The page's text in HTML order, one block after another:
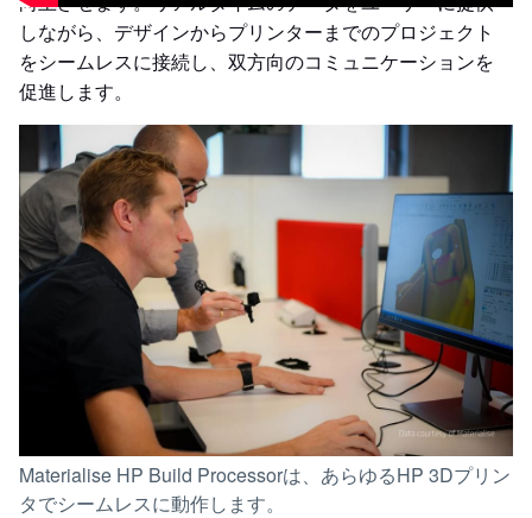
しながら、デザインからプリンターまでのプロジェクト
をシームレスに接続し、双方向のコミュニケーションを
促進します。
Materialise HP Build Processorは、あらゆるHP 3Dプリン
タでシームレスに動作します。